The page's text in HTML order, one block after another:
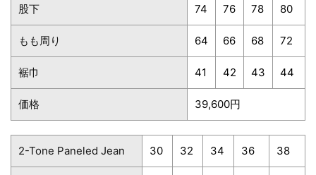
股下 74 76 78 80
もも周り 64 66 68 72
裾巾 41 42 43 44
価格 39,600円
2-Tone Paneled Jean 30 32 34 36 38